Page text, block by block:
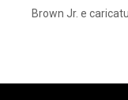
Brown Jr. e